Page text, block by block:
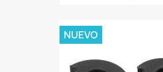
NUEVO